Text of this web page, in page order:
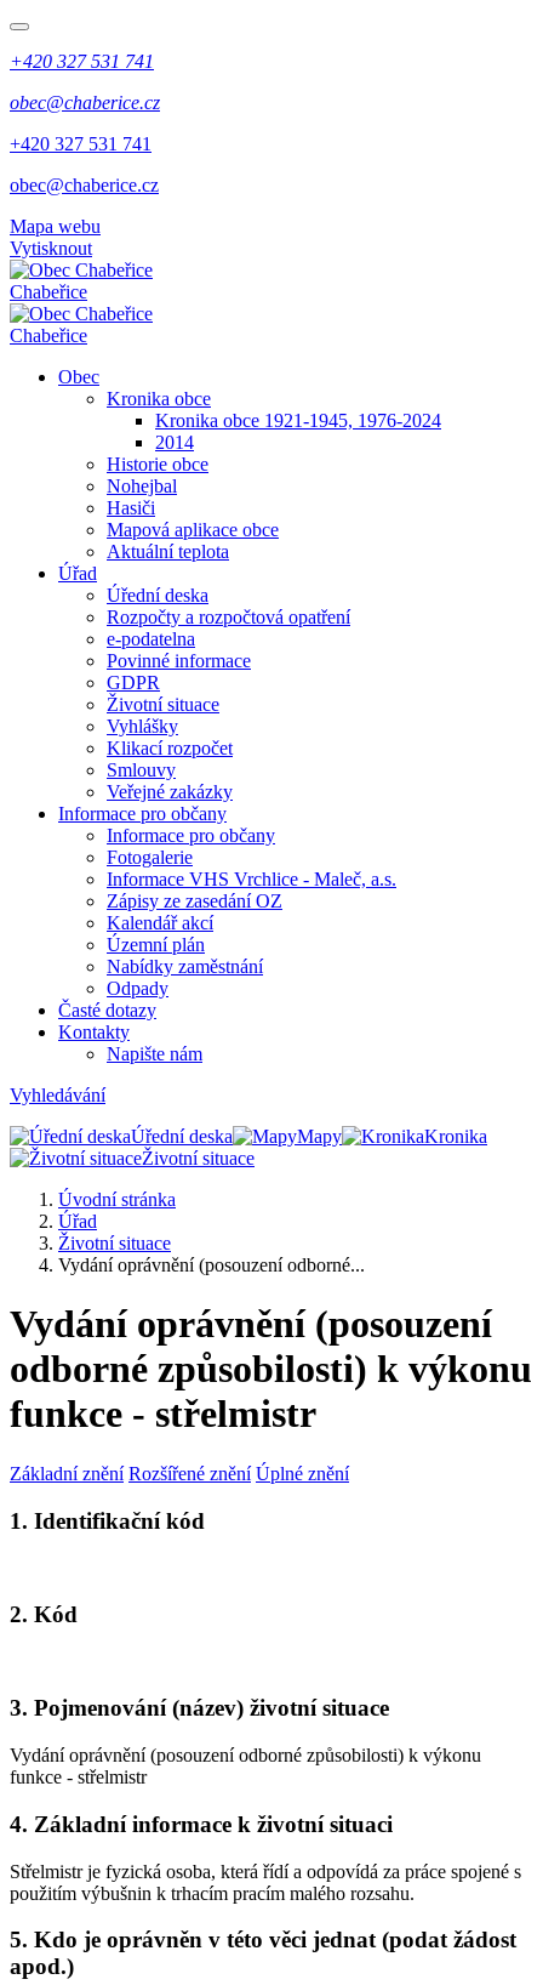
+420 327 531 741
obec@chaberice.cz
+420 327 531 741
obec@chaberice.cz
Mapa webu
Vytisknout
Chabeřice
Chabeřice
Obec
Kronika obce
Kronika obce 1921-1945, 1976-2024
2014
Historie obce
Nohejbal
Hasiči
Mapová aplikace obce
Aktuální teplota
Úřad
Úřední deska
Rozpočty a rozpočtová opatření
e-podatelna
Povinné informace
GDPR
Životní situace
Vyhlášky
Klikací rozpočet
Smlouvy
Veřejné zakázky
Informace pro občany
Informace pro občany
Fotogalerie
Informace VHS Vrchlice - Maleč, a.s.
Zápisy ze zasedání OZ
Kalendář akcí
Územní plán
Nabídky zaměstnání
Odpady
Časté dotazy
Kontakty
Napište nám
Vyhledávání
Úřední deska
Mapy
Kronika
Životní situace
Úvodní stránka
Úřad
Životní situace
Vydání oprávnění (posouzení odborné...
Vydání oprávnění (posouzení
odborné způsobilosti) k výkonu
funkce - střelmistr
Základní znění Rozšířené znění Úplné znění
1. Identifikační kód
2. Kód
3. Pojmenování (název) životní situace
Vydání oprávnění (posouzení odborné způsobilosti) k výkonu
funkce - střelmistr
4. Základní informace k životní situaci
Střelmistr je fyzická osoba, která řídí a odpovídá za práce spojené s
použitím výbušnin k trhacím pracím malého rozsahu.
5. Kdo je oprávněn v této věci jednat (podat žádost
apod.)